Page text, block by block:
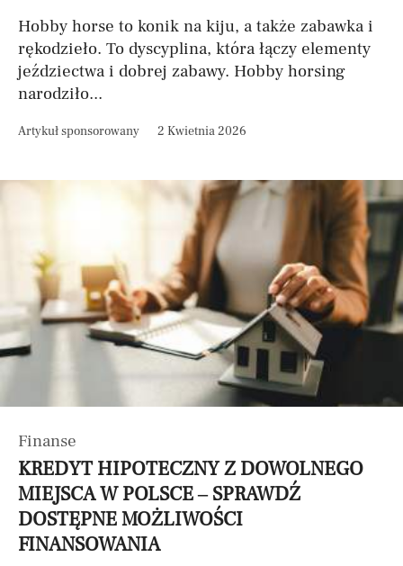
Hobby horse to konik na kiju, a także zabawka i
rękodzieło. To dyscyplina, która łączy elementy
jeździectwa i dobrej zabawy. Hobby horsing
narodziło...
Artykuł sponsorowany 2 Kwietnia 2026
Finanse
KREDYT HIPOTECZNY Z DOWOLNEGO
MIEJSCA W POLSCE – SPRAWDŹ
DOSTĘPNE MOŻLIWOŚCI
FINANSOWANIA